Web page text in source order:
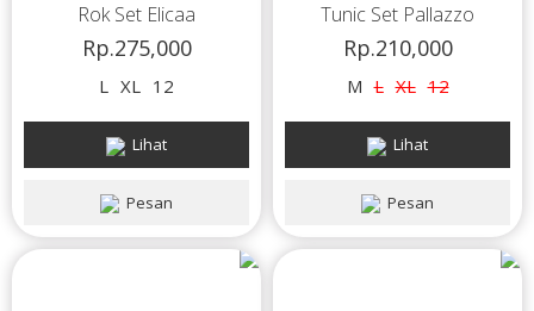
Rok Set Elicaa
Rp.275,000
L XL 12
Pesan
Lihat
Tunic Set Pallazzo
Rp.210,000
M L XL 12
Pesan
Lihat